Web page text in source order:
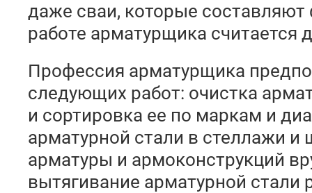
даже сваи, которые
работе арматурщика считается
Профессия арматурщика
следующих работ: очистка
и сортировка ее по маркам и
арматурной стали в стеллажи и
арматуры и армоконструкций
вытягивание арматурной